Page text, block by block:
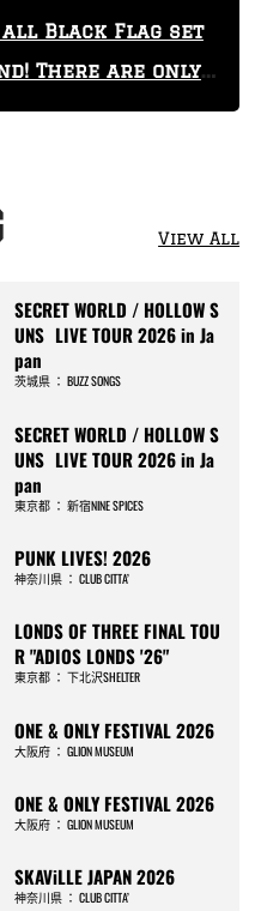
all Black Flag set
There are only
View All
SECRET WORLD / HOLLOW S
UNS LIVE TOUR 2026 in Ja
pan
茨城県 ：BUZZ SONGS
SECRET WORLD / HOLLOW S
UNS LIVE TOUR 2026 in Ja
pan
東京都 ：新宿NINE SPICES
PUNK LIVES! 2026
神奈川県 ：CLUB CITTA’
LONDS OF THREE FINAL TOU
R "ADIOS LONDS '26"
東京都 ：下北沢SHELTER
ONE & ONLY FESTIVAL 2026
大阪府 ：GLION MUSEUM
ONE & ONLY FESTIVAL 2026
大阪府 ：GLION MUSEUM
SKAViLLE JAPAN 2026
神奈川県 ：CLUB CITTA’